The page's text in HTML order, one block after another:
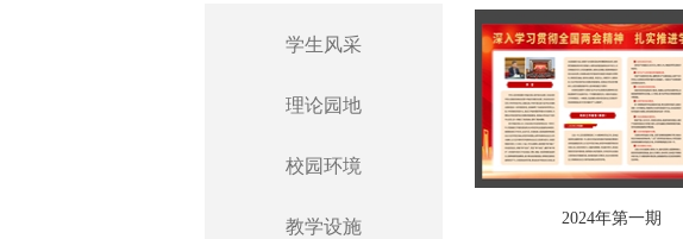
学生风采
理论园地
校园环境
教学设施 2024年第一期